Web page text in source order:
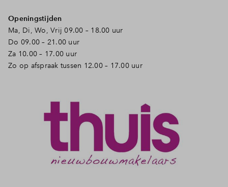
Openingstijden
Ma, Di, Wo, Vrij 09.00 – 18.00 uur
Do 09.00 – 21.00 uur
Za 10.00 – 17.00 uur
Zo op afspraak tussen 12.00 – 17.00 uur